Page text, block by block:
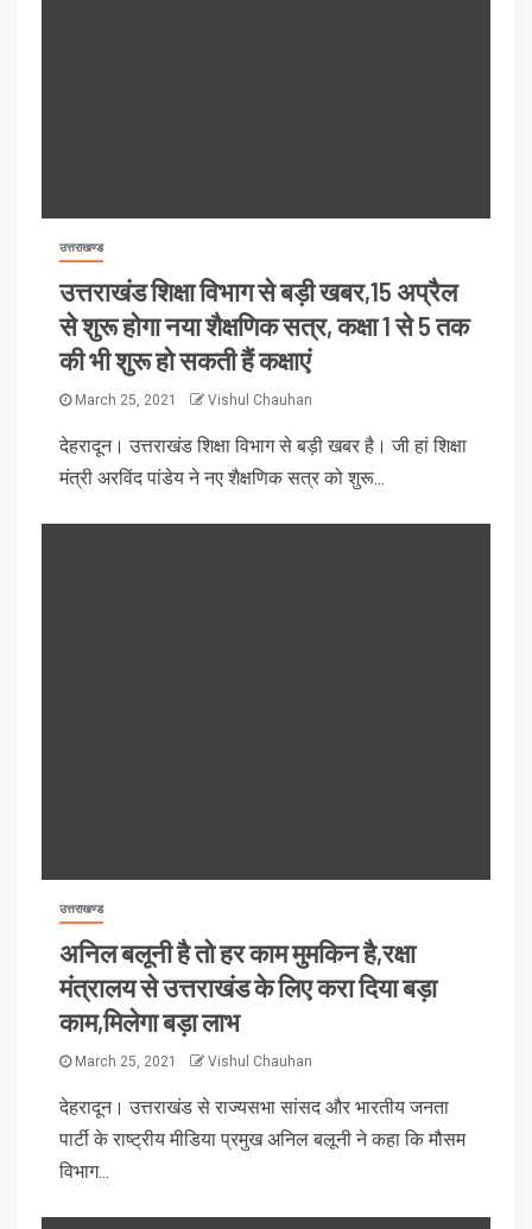
उत्तराखण्ड
उत्तराखंड शिक्षा विभाग से बड़ी खबर,15 अप्रैल
से शुरू होगा नया शैक्षणिक सत्र, कक्षा 1 से 5 तक
की भी शुरू हो सकती हैं कक्षाएं
March 25, 2021 Vishul Chauhan
देहरादून। उत्तराखंड शिक्षा विभाग से बड़ी खबर है। जी हां शिक्षा
मंत्री अरविंद पांडेय ने नए शैक्षणिक सत्र को शुरू...
उत्तराखण्ड
अनिल बलूनी है तो हर काम मुमकिन है,रक्षा
मंत्रालय से उत्तराखंड के लिए करा दिया बड़ा
काम,मिलेगा बड़ा लाभ
March 25, 2021 Vishul Chauhan
देहरादून। उत्तराखंड से राज्यसभा सांसद और भारतीय जनता
पार्टी के राष्ट्रीय मीडिया प्रमुख अनिल बलूनी ने कहा कि मौसम
विभाग...